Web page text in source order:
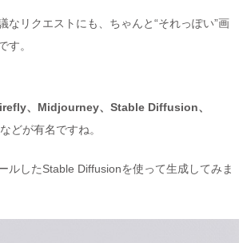
なリクエストにも、ちゃんと“それっぽい”画
す。
、Midjourney、Stable Diffusion、
などが有名ですね。
ルしたStable Diffusionを使って生成してみま